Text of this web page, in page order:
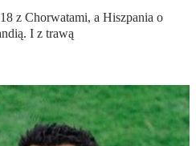
z Chorwatami, a Hiszpania o
I z trawą